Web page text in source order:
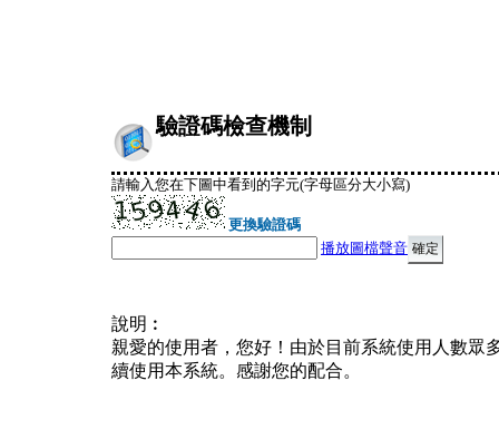
驗證碼檢查機制
請輸入您在下圖中看到的字元(字母區分大小寫)
更換驗證碼
播放圖檔聲音
說明︰
親愛的使用者，您好！由於目前系統使用人數眾
續使用本系統。感謝您的配合。